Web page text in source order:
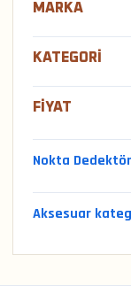
MARKA
KATEGORI
FIYAT
Nokta
Aksesuar